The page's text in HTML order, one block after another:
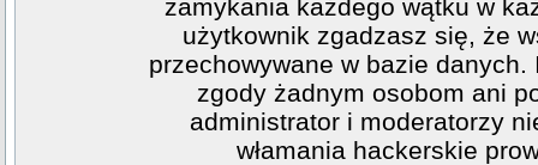
zamykania każdego wątku w
użytkownik zgadzasz się, że
przechowywane w bazie
zgody żadnym osobom ani
administrator i moderatorzy
włamania hackerskie